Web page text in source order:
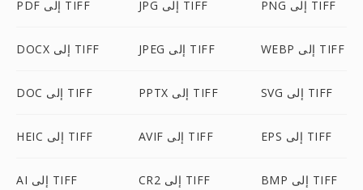
PDF إلى TIFF JPG إلى TIFF PNG إلى TIFF
DOCX إلى TIFF JPEG إلى TIFF WEBP إلى TIFF
DOC إلى TIFF PPTX إلى TIFF SVG إلى TIFF
HEIC إلى TIFF AVIF إلى TIFF EPS إلى TIFF
AI إلى TIFF CR2 إلى TIFF BMP إلى TIFF